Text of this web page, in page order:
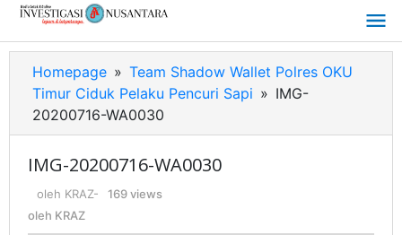
Homepage » Team Shadow Wallet Polres OKU
Timur Ciduk Pelaku Pencuri Sapi » IMG-
20200716-WA0030
IMG-20200716-WA0030
oleh KRAZ-
169 views
oleh KRAZ